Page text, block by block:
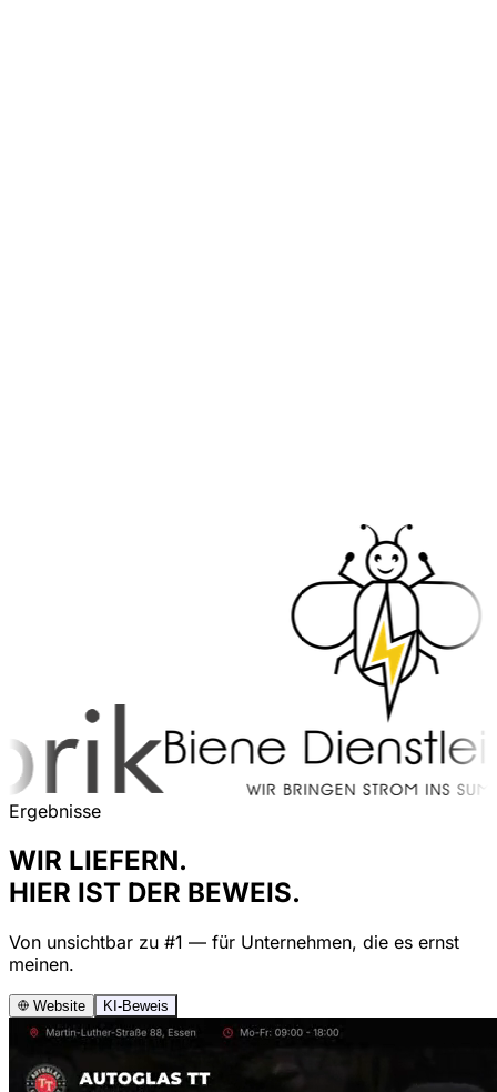
Ergebnisse
WIR LIEFERN.
HIER IST DER BEWEIS.
Von unsichtbar zu #1 — für Unternehmen, die es ernst
meinen.
Website KI-Beweis